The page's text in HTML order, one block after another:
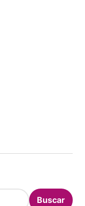
Buscar